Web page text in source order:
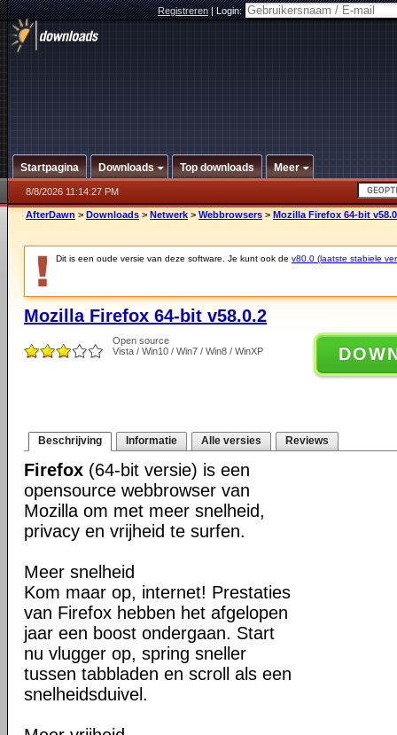
Registreren|Login:
Startpagina Downloads Top downloads Meer
8/8/2026 11:14:27 PM
AfterDawn > Downloads > Netwerk > Webbrowsers > Mozilla Firefox 64-bit
Dit is een oude versie van deze software. Je kunt ook de v80.0 (laatste stabiele
Mozilla Firefox 64-bit v58.0.2
Open source
Vista / Win10 / Win7 / Win8 / WinXP
Beschrijving Informatie Alle versies Reviews
Firefox (64-bit versie) is een
opensource webbrowser van
Mozilla om met meer snelheid,
privacy en vrijheid te surfen.
Meer snelheid
Kom maar op, internet! Prestaties
van Firefox hebben het afgelopen
jaar een boost ondergaan. Start
nu vlugger op, spring sneller
tussen tabbladen en scroll als een
snelheidsduivel.